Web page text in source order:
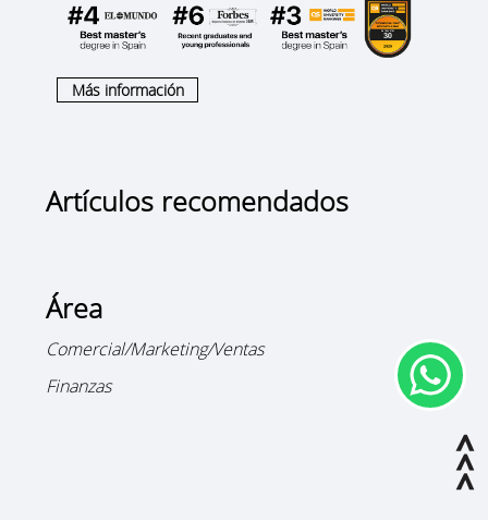
Más información
Artículos recomendados
Área
Comercial/Marketing/Ventas
Finanzas